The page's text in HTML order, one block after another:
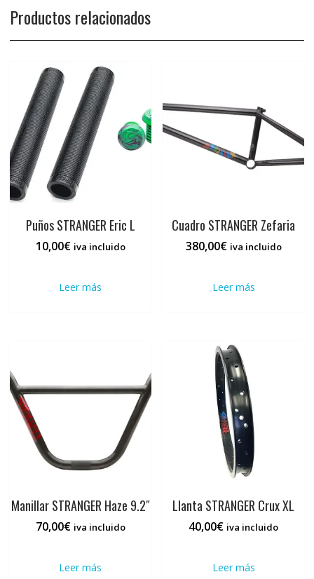
Productos relacionados
Puños STRANGER Eric L
10,00€ iva incluido
Leer más
Cuadro STRANGER Zefaria
380,00€ iva incluido
Leer más
Manillar STRANGER Haze 9.2″
70,00€ iva incluido
Leer más
Llanta STRANGER Crux XL
40,00€ iva incluido
Leer más